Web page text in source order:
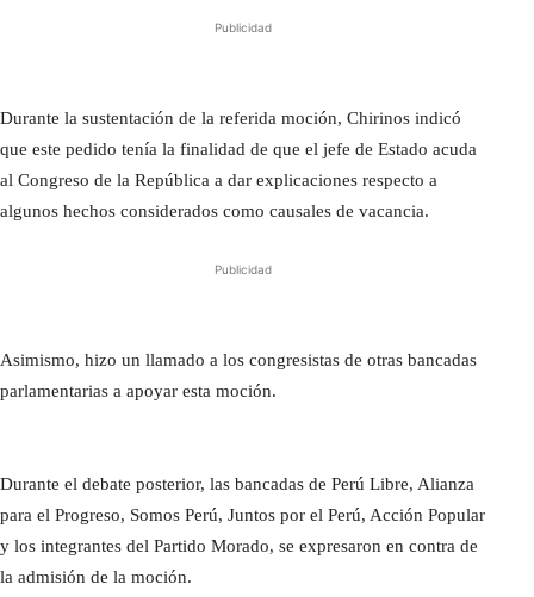
Publicidad
Durante la sustentación de la referida moción, Chirinos indicó
que este pedido tenía la finalidad de que el jefe de Estado acuda
al Congreso de la República a dar explicaciones respecto a
algunos hechos considerados como causales de vacancia.
Publicidad
Asimismo, hizo un llamado a los congresistas de otras bancadas
parlamentarias a apoyar esta moción.
Durante el debate posterior, las bancadas de Perú Libre, Alianza
para el Progreso, Somos Perú, Juntos por el Perú, Acción Popular
y los integrantes del Partido Morado, se expresaron en contra de
la admisión de la moción.